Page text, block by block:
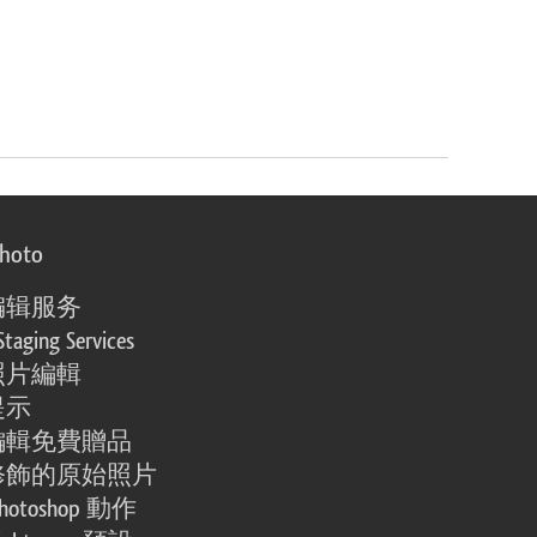
辑服务
Services
片編輯
示
輯免費贈品
飾的原始照片
動作